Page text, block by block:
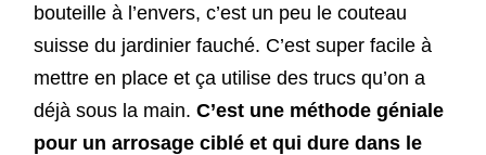
bouteille à l’envers, c’est un peu le couteau
suisse du jardinier fauché. C’est super facile à
mettre en place et ça utilise des trucs qu’on a
déjà sous la main. C’est une méthode géniale
pour un arrosage ciblé et qui dure dans le